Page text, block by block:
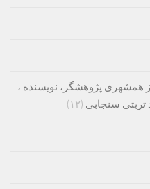
همشهری پژوهشگر، نویسنده ،
تربتی سنجابی (۱۲)